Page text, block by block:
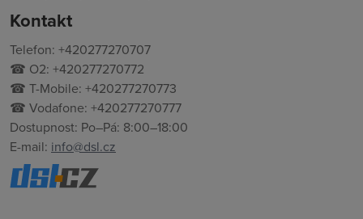
Kontakt
Telefon: +420277270707
☎ O2: +420277270772
☎ T-Mobile: +420277270773
☎ Vodafone: +420277270777
Dostupnost: Po–Pá: 8:00–18:00
E-mail: info@dsl.cz